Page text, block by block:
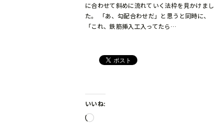
に合わせて斜めに流れていく法枠を見かけまし
た。 「あ、勾配合わせだ」と思うと同時に、
「これ、鉄筋挿入工入ってたら…
いいね:
読